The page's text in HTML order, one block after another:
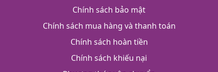
Chính sách bảo mật
Chính sách mua hàng và thanh toán
Chính sách hoàn tiền
Chính sách khiếu nại